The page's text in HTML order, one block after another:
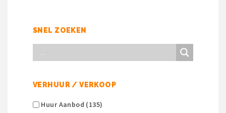
SNEL ZOEKEN
VERHUUR / VERKOOP
Huur Aanbod (135)